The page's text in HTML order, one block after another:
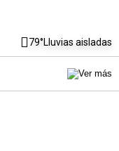
79°Lluvias aisladas